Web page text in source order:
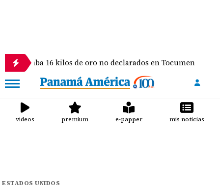
16 kilos de oro no declarados en Tocumen
videos premium e-papper mis noticias
ESTADOS UNIDOS